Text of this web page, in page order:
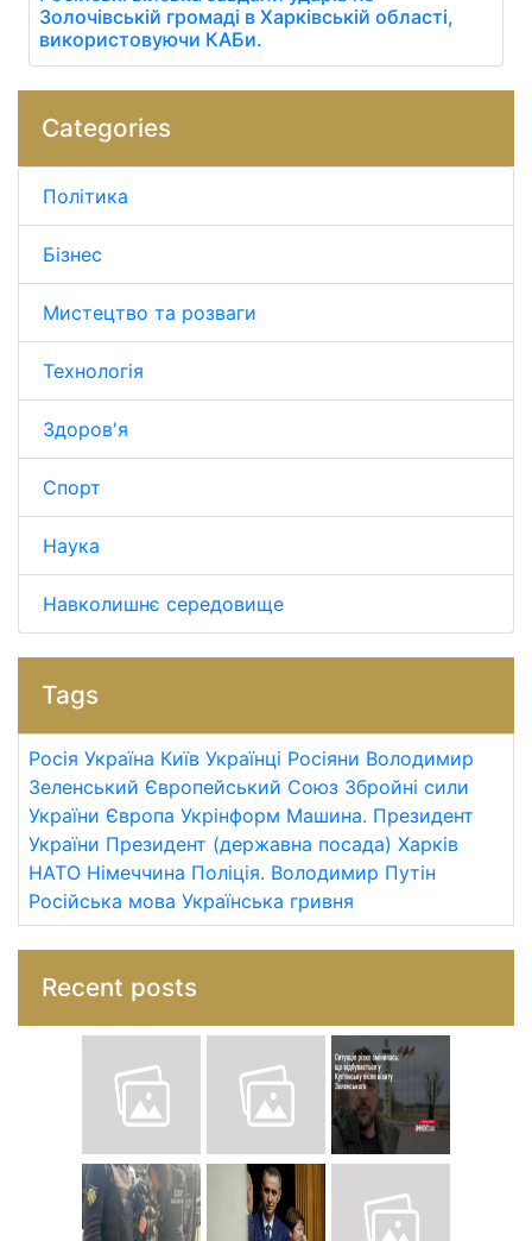
Золочівській громаді в Харківській області,
використовуючи КАБи.
Categories
Політика
Бізнес
Мистецтво та розваги
Технологія
Здоров'я
Спорт
Наука
Навколишнє середовище
Tags
Росія Україна Київ Українці Росіяни Володимир
Зеленський Європейський Союз Збройні сили
України Європа Укрінформ Машина. Президент
України Президент (державна посада) Харків
НАТО Німеччина Поліція. Володимир Путін
Російська мова Українська гривня
Recent posts